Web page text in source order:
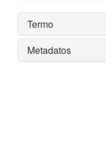
Termo
Metadatos